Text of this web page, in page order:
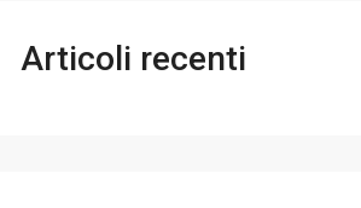
Articoli recenti